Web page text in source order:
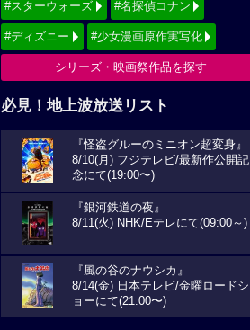
#スターウォーズ #名探偵コナン
#ディズニー #少女漫画原作実写化
シリーズ・映画祭作品を探す
必見！地上波放送リスト
『怪盗グルーのミニオン超変身』
8/10(月) フジテレビ/最新作公開記
念にて(19:00〜)
『銀河鉄道の夜』
8/11(火) NHK/Eテレにて(09:00～)
『風の谷のナウシカ』
8/14(金) 日本テレビ/金曜ロードシ
ョーにて(21:00〜)